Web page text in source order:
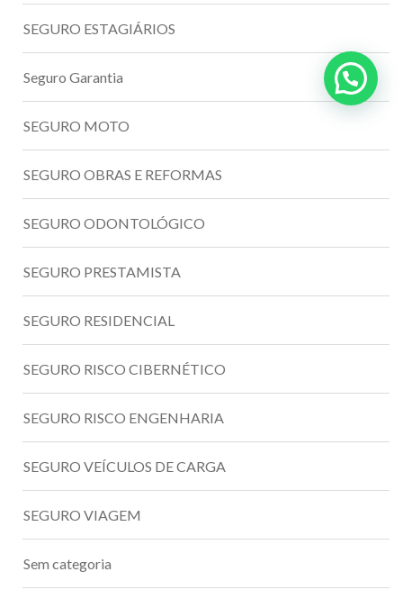
SEGURO ESTAGIÁRIOS
Seguro Garantia
SEGURO MOTO
SEGURO OBRAS E REFORMAS
SEGURO ODONTOLÓGICO
SEGURO PRESTAMISTA
SEGURO RESIDENCIAL
SEGURO RISCO CIBERNÉTICO
SEGURO RISCO ENGENHARIA
SEGURO VEÍCULOS DE CARGA
SEGURO VIAGEM
Sem categoria